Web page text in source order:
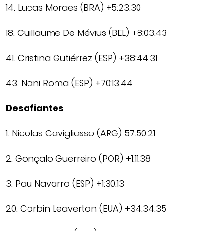
14. Lucas Moraes (BRA) +5:23.30
18. Guillaume De Mévius (BEL) +8:03.43
41. Cristina Gutiérrez (ESP) +38:44.31
43. Nani Roma (ESP) +70:13.44
Desafiantes
1. Nicolas Cavigliasso (ARG) 57:50.21
2. Gonçalo Guerreiro (POR) +1:11.38
3. Pau Navarro (ESP) +1:30.13
20. Corbin Leaverton (EUA) +34:34.35